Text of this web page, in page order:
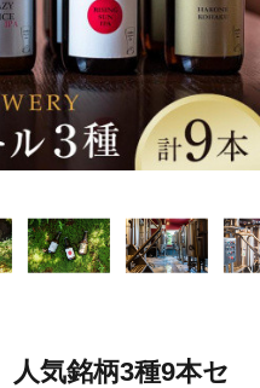
人気銘柄3種9本セ